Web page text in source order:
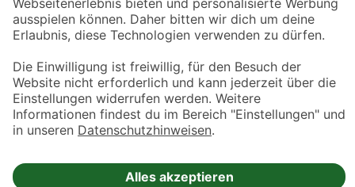
© 2026 Fressnapf Tiernahrungs GmbH
Westpreußenstraße 32-38
47809 Krefeld
Tierversicherung
GPS-Tracker
Fressnapf Salon
Online-Shop